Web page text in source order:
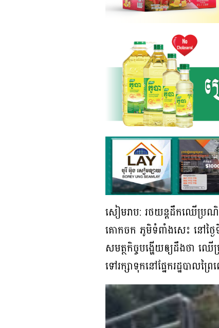
សៀមរាប: រថយន្តដឹកឈើប្រណិ
គោកចក ភូមិទំពាំងសេះ នៅថ្ង
សមត្ថកិច្ចបង្ហើយឲ្យដឹងថា ឈើ
ទៅរក្សាទុកនៅផ្នែករដ្ឋបាលព្